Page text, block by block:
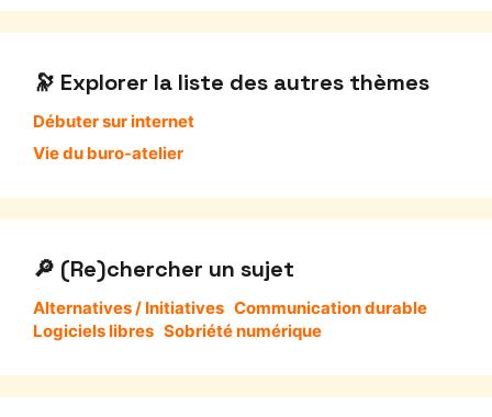
Explorer la liste des autres thèmes
Débuter sur internet
Vie du buro-atelier
(Re)chercher un sujet
Alternatives / Initiatives Communication durable
Logiciels libres Sobriété numérique